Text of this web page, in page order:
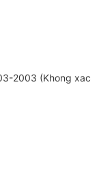
2003 (Khong xac